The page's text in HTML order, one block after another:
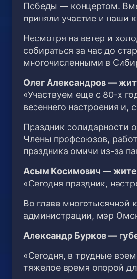
Победы — концертом.
приняли участие и наши
Несмотря на ветер и
собираться за час до
многочисленными в
Олег Александров —
«Участвуем еще с 80-х
весеннего настроения и,
Праздник солидарности
Члены профсоюзов,
праздника омичи из-за
Асым Косимович —
«Сегодня праздник,
Во главе многотысячной
администрации, мэр
Александр Бурков —
«Сегодня, в трудные
тяжелое время опорой